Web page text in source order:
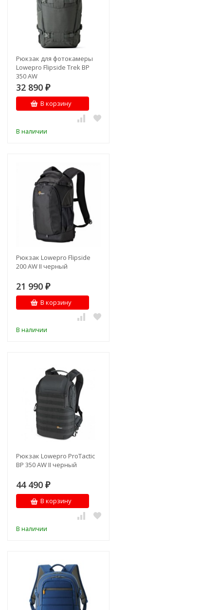
Рюкзак для фотокамеры
Lowepro Flipside Trek BP
350 AW
32 890 ₽
В корзину
В наличии
Рюкзак Lowepro Flipside
200 AW II черный
21 990 ₽
В корзину
В наличии
Рюкзак Lowepro ProTactic
BP 350 AW II черный
44 490 ₽
В корзину
В наличии